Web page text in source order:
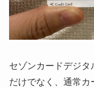
セゾンカードデジ
だけでなく、通常カ